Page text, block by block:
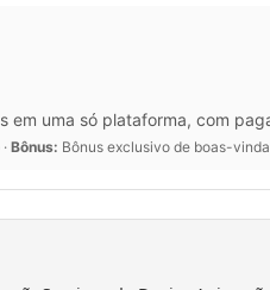
uma só plataforma, com
Bônus: Bônus exclusivo de boas-